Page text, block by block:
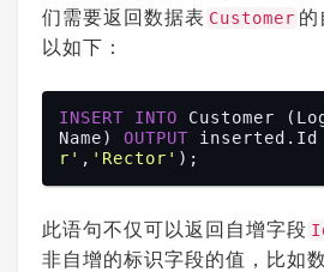
们需要返回数据表 Customer
以如下：
INSERT INTO Customer
Name) OUTPUT inserted.Id
r' , 'Rector'
此语句不仅可以返回自增字段
非自增的标识字段的值，比如